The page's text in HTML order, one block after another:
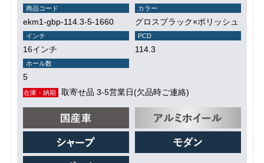
商品コード
ekm1-gbp-114.3-5-1660
カラー
グロスブラック×ポリッシュ
インチ
16インチ
PCD
114.3
ホール数
5
在庫・納期 取寄せ品 3-5営業日(欠品時ご連絡)